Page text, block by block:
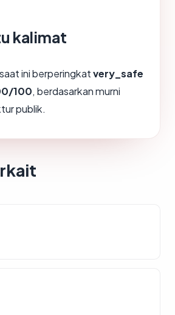
kalimat
saat ini berperingkatvery_safe
100, berdasarkan murni
publik.